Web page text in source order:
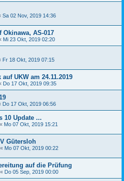
Sa 02 Nov, 2019 14:36
Okinawa, AS-017
Mi 23 Okt, 2019 02:20
Fr 18 Okt, 2019 07:15
UKW am 24.11.2019
Do 17 Okt, 2019 09:35
Do 17 Okt, 2019 06:56
10 Update ...
« Mo 07 Okt, 2019 15:21
Gütersloh
« Mo 07 Okt, 2019 00:22
auf die Prüfung
« Do 05 Sep, 2019 00:00